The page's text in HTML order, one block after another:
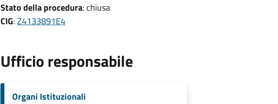
Stato della procedura: chiusa
CIG:Z4133891E4
Ufficio responsabile
Organi Istituzionali